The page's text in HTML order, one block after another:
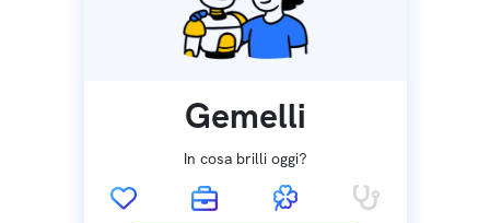
Gemelli
In cosa brilli oggi?